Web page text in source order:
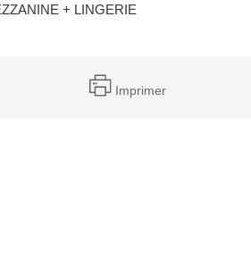
+ LINGERIE
Imprimer